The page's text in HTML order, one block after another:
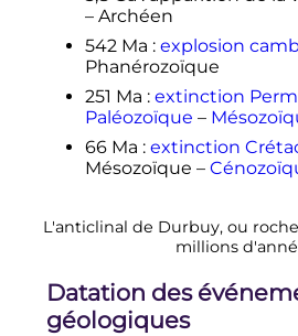
– Archéen
542 Ma : explosion
Phanérozoïque
251 Ma : extinction
Paléozoïque –
66 Ma : extinction
Mésozoïque –
L'anticlinal de Durbuy, ou
millions
Datation des
géologiques